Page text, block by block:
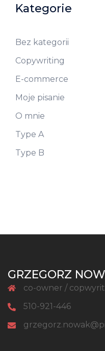
Kategorie
Bez kategorii
Copywriting
E-commerce
Moje pisanie
O mnie
Type A
Type B
GRZEGORZ
co-owner /
510-921-446